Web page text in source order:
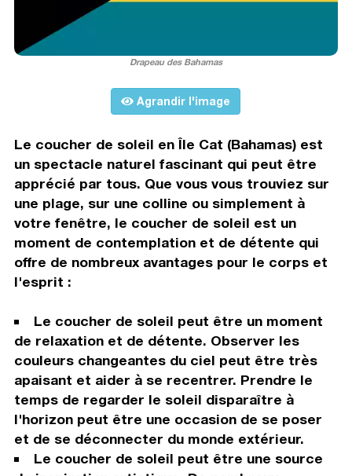
Drapeau des Bahamas
Agrandir l'image
Le coucher de soleil en Île Cat (Bahamas) est
un spectacle naturel fascinant qui peut être
apprécié par tous. Que vous vous trouviez sur
une plage, sur une colline ou simplement à
votre fenêtre, le coucher de soleil est un
moment de contemplation et de détente qui
offre de nombreux avantages pour le corps et
l'esprit :
Le coucher de soleil peut être un moment
de relaxation et de détente. Observer les
couleurs changeantes du ciel peut être très
apaisant et aider à se recentrer. Prendre le
temps de regarder le soleil disparaître à
l'horizon peut être une occasion de se poser
et de se déconnecter du monde extérieur.
Le coucher de soleil peut être une source